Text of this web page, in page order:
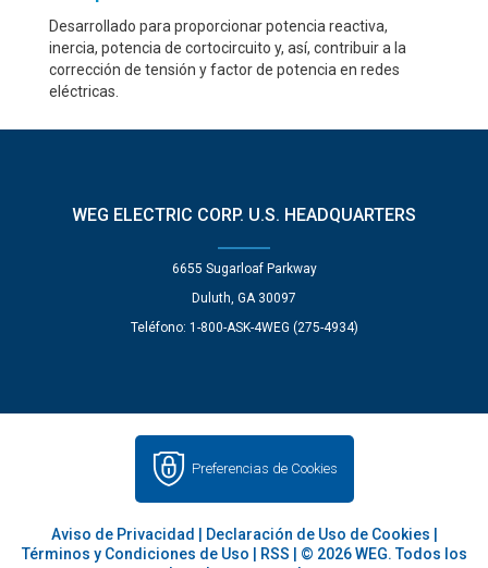
Desarrollado para proporcionar potencia reactiva,
inercia, potencia de cortocircuito y, así, contribuir a la
corrección de tensión y factor de potencia en redes
eléctricas.
WEG ELECTRIC CORP. U.S. HEADQUARTERS
6655 Sugarloaf Parkway
Duluth, GA 30097
Teléfono: 1-800-ASK-4WEG (275-4934)
Preferencias de Cookies
Aviso de Privacidad Declaración de Uso de Cookies
Términos y Condiciones de Uso
RSS | © 2026 WEG. Todos los